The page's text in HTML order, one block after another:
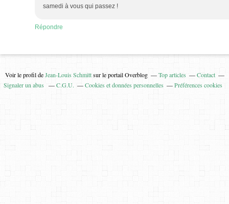
samedi à vous qui passez !
Répondre
Voir le profil deJean-Louis Schmittsur le portail Overblog Top articles
Contact
Signaler un abus
C.G.U. Cookies et données personnelles Préférences cookies